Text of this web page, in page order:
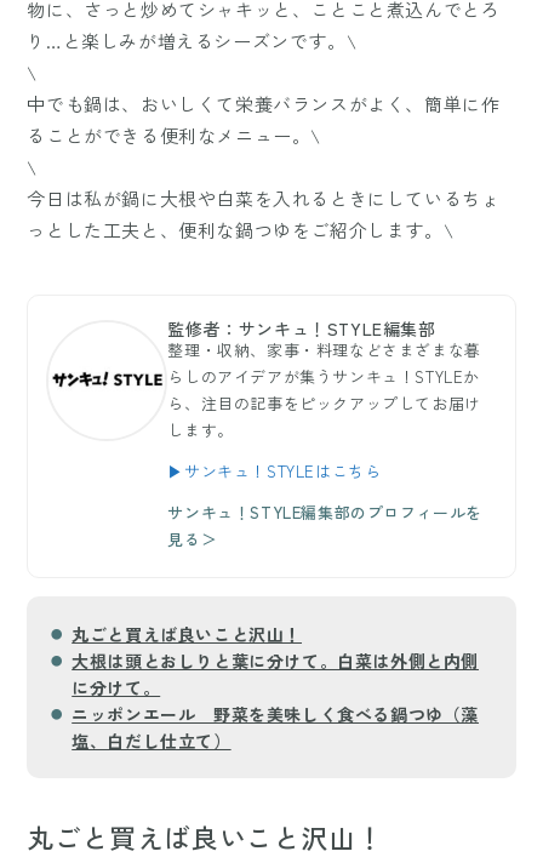
物に、さっと炒めてシャキッと、ことこと煮込んでとろ
り…と楽しみが増えるシーズンです。\
\
中でも鍋は、おいしくて栄養バランスがよく、簡単に作
ることができる便利なメニュー。\
\
今日は私が鍋に大根や白菜を入れるときにしているちょ
っとした工夫と、便利な鍋つゆをご紹介します。\
監修者：サンキュ！STYLE編集部
整理・収納、家事・料理などさまざまな暮
らしのアイデアが集うサンキュ！STYLEか
ら、注目の記事をピックアップしてお届け
します。
▶サンキュ！STYLEはこちら
サンキュ！STYLE編集部のプロフィールを
見る＞
丸ごと買えば良いこと沢山！
大根は頭とおしりと葉に分けて。白菜は外側と内側
に分けて。
ニッポンエール 野菜を美味しく食べる鍋つゆ（藻
塩、白だし仕立て）
丸ごと買えば良いこと沢山！